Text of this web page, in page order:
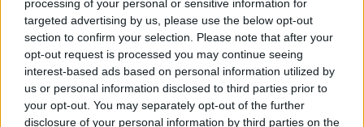
processing of your personal or sensitive information for
targeted advertising by us, please use the below opt-out
section to confirm your selection. Please note that after your
opt-out request is processed you may continue seeing
interest-based ads based on personal information utilized by
us or personal information disclosed to third parties prior to
your opt-out. You may separately opt-out of the further
disclosure of your personal information by third parties on the
η νέα χρονιά στο EuroCup.
Μπρούνο Καμπόκλο: “Πήγε,
είδε, νίκησε” με την Ουλμ και
συνεχίζει στη Βενέτσια!
30/JUN/23 12:40